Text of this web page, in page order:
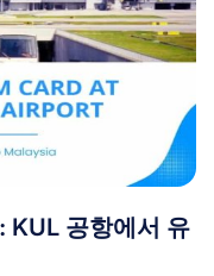
KUL 공항에서 유